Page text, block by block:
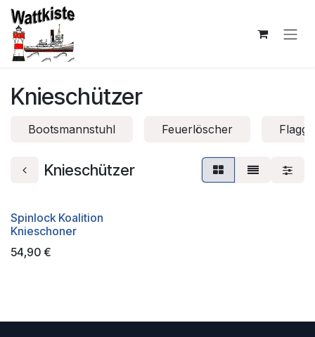
Zum Inhalt springen
Knieschützer
Bootsmannstuhl Feuerlöscher
Knieschützer
Spinlock Koalition
Knieschoner
54,90 €